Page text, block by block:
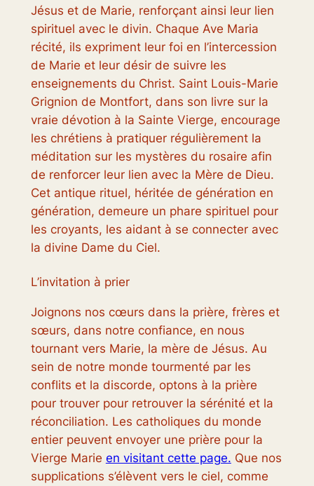
Jésus et de Marie, renforçant ainsi leur lien
spirituel avec le divin. Chaque Ave Maria
récité, ils expriment leur foi en l’intercession
de Marie et leur désir de suivre les
enseignements du Christ. Saint Louis-Marie
Grignion de Montfort, dans son livre sur la
vraie dévotion à la Sainte Vierge, encourage
les chrétiens à pratiquer régulièrement la
méditation sur les mystères du rosaire afin
de renforcer leur lien avec la Mère de Dieu.
Cet antique rituel, héritée de génération en
génération, demeure un phare spirituel pour
les croyants, les aidant à se connecter avec
la divine Dame du Ciel.
L’invitation à prier
Joignons nos cœurs dans la prière, frères et
sœurs, dans notre confiance, en nous
tournant vers Marie, la mère de Jésus. Au
sein de notre monde tourmenté par les
conflits et la discorde, optons à la prière
pour trouver pour retrouver la sérénité et la
réconciliation. Les catholiques du monde
entier peuvent envoyer une prière pour la
Vierge Marie en visitant cette page. Que nos
supplications s’élèvent vers le ciel, comme